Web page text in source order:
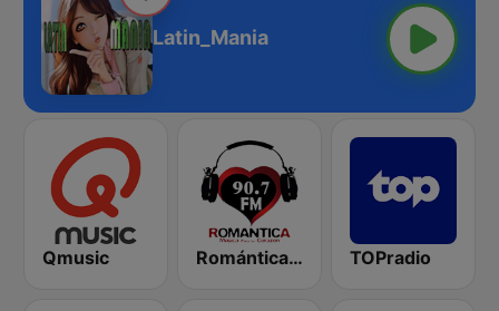
Latin_Mania
Qmusic Romántica 90.7 FM TOPradio